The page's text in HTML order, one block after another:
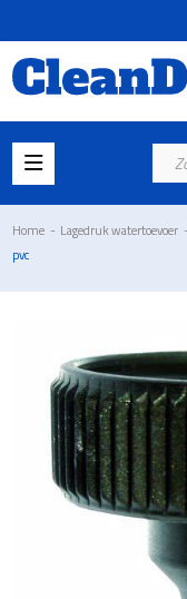
Home - Lagedruk watertoevoer -
pvc